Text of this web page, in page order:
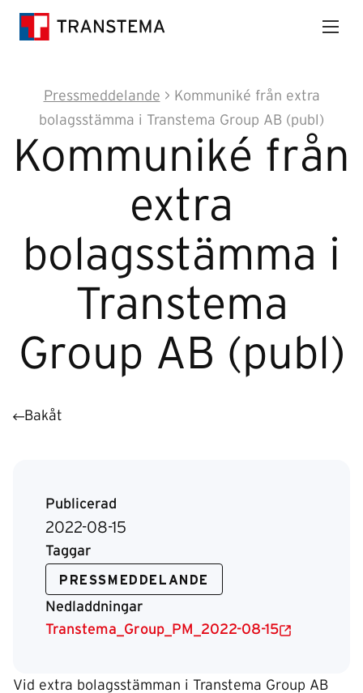
Pressmeddelande > Kommuniké från extra
bolagsstämma i Transtema Group AB (publ)
Kommuniké från
extra
bolagsstämma i
Transtema
Group AB (publ)
Bakåt
Publicerad
2022-08-15
Taggar
PRESSMEDDELANDE
Nedladdningar
Transtema_Group_PM_2022-08-15
Vid extra bolagsstämman i Transtema Group AB